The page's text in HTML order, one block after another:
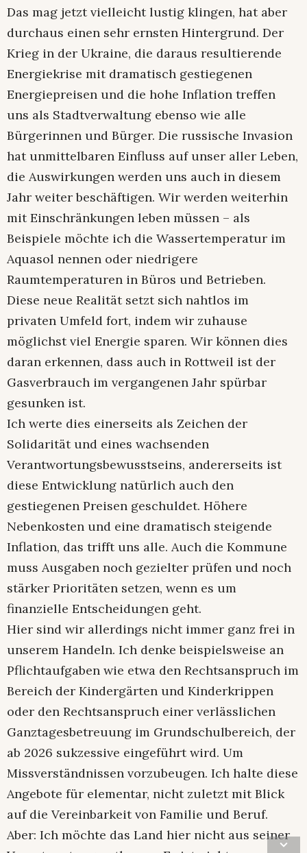
Das mag jetzt vielleicht lustig klingen, hat aber
durchaus einen sehr ernsten Hintergrund. Der
Krieg in der Ukraine, die daraus resultierende
Energiekrise mit dramatisch gestiegenen
Energiepreisen und die hohe Inflation treffen
uns als Stadtverwaltung ebenso wie alle
Bürgerinnen und Bürger. Die russische Invasion
hat unmittelbaren Einfluss auf unser aller Leben,
die Auswirkungen werden uns auch in diesem
Jahr weiter beschäftigen. Wir werden weiterhin
mit Einschränkungen leben müssen – als
Beispiele möchte ich die Wassertemperatur im
Aquasol nennen oder niedrigere
Raumtemperaturen in Büros und Betrieben.
Diese neue Realität setzt sich nahtlos im
privaten Umfeld fort, indem wir zuhause
möglichst viel Energie sparen. Wir können dies
daran erkennen, dass auch in Rottweil ist der
Gasverbrauch im vergangenen Jahr spürbar
gesunken ist.
Ich werte dies einerseits als Zeichen der
Solidarität und eines wachsenden
Verantwortungsbewusstseins, andererseits ist
diese Entwicklung natürlich auch den
gestiegenen Preisen geschuldet. Höhere
Nebenkosten und eine dramatisch steigende
Inflation, das trifft uns alle. Auch die Kommune
muss Ausgaben noch gezielter prüfen und noch
stärker Prioritäten setzen, wenn es um
finanzielle Entscheidungen geht.
Hier sind wir allerdings nicht immer ganz frei in
unserem Handeln. Ich denke beispielsweise an
Pflichtaufgaben wie etwa den Rechtsanspruch im
Bereich der Kindergärten und Kinderkrippen
oder den Rechtsanspruch einer verlässlichen
Ganztagesbetreuung im Grundschulbereich, der
ab 2026 sukzessive eingeführt wird. Um
Missverständnissen vorzubeugen. Ich halte diese
Angebote für elementar, nicht zuletzt mit Blick
auf die Vereinbarkeit von Familie und Beruf.
Aber: Ich möchte das Land hier nicht aus seiner